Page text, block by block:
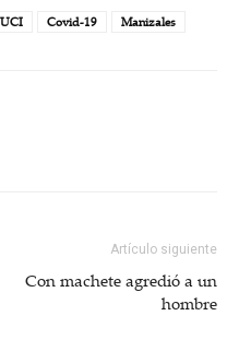
Covid-19 Manizales
Artículo siguiente
Con machete agredió a un
hombre